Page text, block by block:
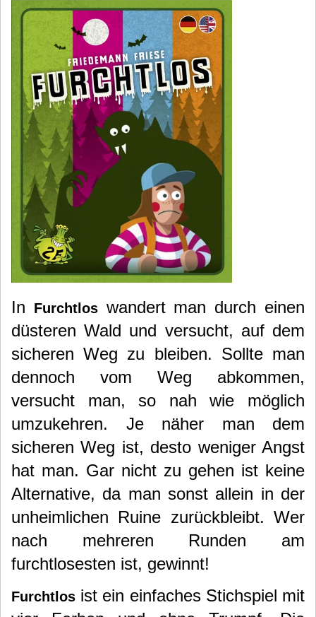
In Furchtloswandert man durch einen
düsteren Wald und versucht, auf dem
sicheren Weg zu bleiben. Sollte man
dennoch vom Weg abkommen,
versucht man, so nah wie möglich
umzukehren. Je näher man dem
sicheren Weg ist, desto weniger Angst
hat man. Gar nicht zu gehen ist keine
Alternative, da man sonst allein in der
unheimlichen Ruine zurückbleibt. Wer
nach mehreren Runden am
furchtlosesten ist, gewinnt!
Furchtlos ist ein einfaches Stichspiel mit